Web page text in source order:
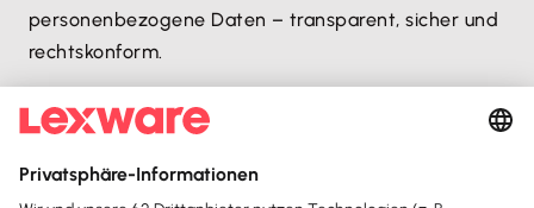
personenbezogene Daten – transparent, sicher und
rechtskonform.